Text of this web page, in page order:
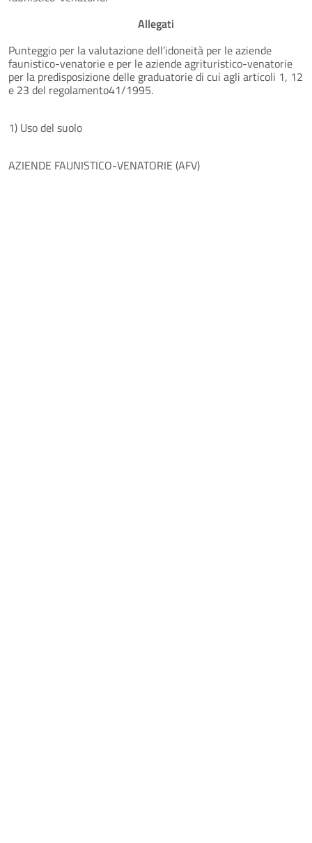
Allegati
Punteggio per la valutazione dell’idoneità per le aziende
faunistico-venatorie e per le aziende agri­turistico-venatorie
per la predisposizione delle graduatorie di cui agli articoli 1, 12
e 23 del regolamento41/1995.
1) Uso del suolo
AZIENDE FAUNISTICO-VENATORIE (AFV)